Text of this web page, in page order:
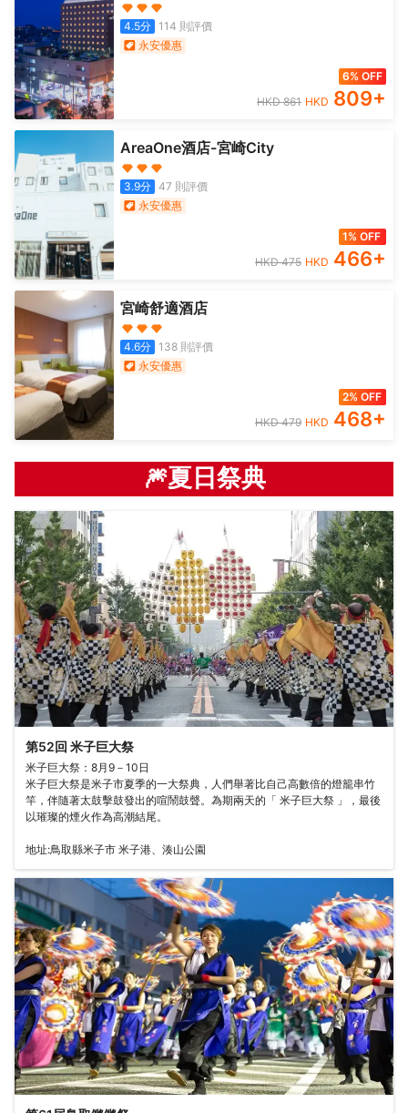
4.5分 114 則評價
永安優惠
6% OFF
HKD861 HKD 809+
AreaOne酒店-宮崎City
3.9分 47 則評價
永安優惠
1% OFF
HKD475 HKD 466+
宮崎舒適酒店
4.6分 138則評價
永安優惠
2% OFF
HKD479 HKD 468+
🎆夏日祭典
第52回 米子巨大祭
米子巨大祭：8月9－10日
米子巨大祭是米子市夏季的一大祭典，人們舉著比自己高數倍的燈籠串竹
竿，伴隨著太鼓擊鼓發出的喧鬧鼓聲。為期兩天的「 米子巨大祭 」，最後
以璀璨的煙火作為高潮結尾。
地址:鳥取縣米子市 米子港、湊山公園